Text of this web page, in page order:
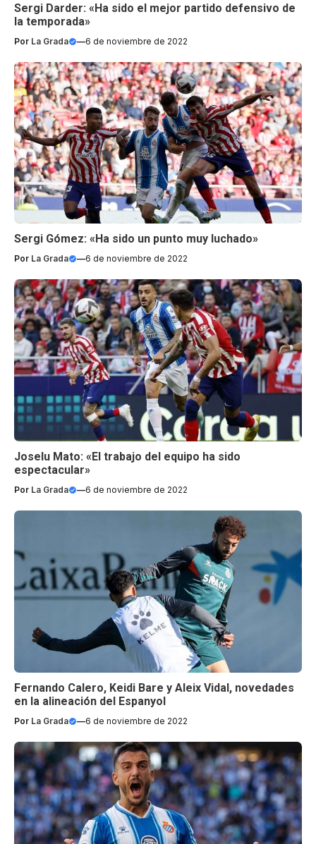
Sergi Darder: «Ha sido el mejor partido defensivo de
la temporada»
Por La Grada —6 de noviembre de 2022
Sergi Gómez: «Ha sido un punto muy luchado»
Por La Grada —6 de noviembre de 2022
Joselu Mato: «El trabajo del equipo ha sido
espectacular»
Por La Grada —6 de noviembre de 2022
Fernando Calero, Keidi Bare y Aleix Vidal, novedades
en la alineación del Espanyol
Por La Grada —6 de noviembre de 2022